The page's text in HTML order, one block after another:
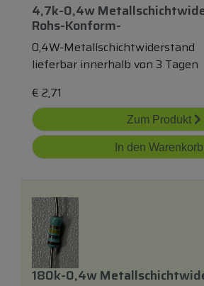
4,7k-0,4w
Rohs-Konform-
0,4W-Metallschichtwiderstand
lieferbar innerhalb von 3 Tagen
€ 2,71
Zum Produkt
In den Warenkorb
180k-0,4w